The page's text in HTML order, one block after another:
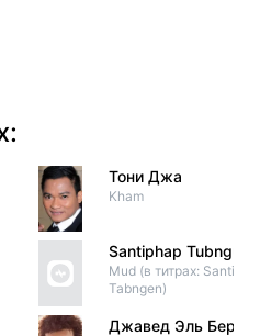
Тони Джа
Kham
Santiphap Tubnguen
Mud (в титрах: Santipap
Tabngen)
Джавед Эль Берни